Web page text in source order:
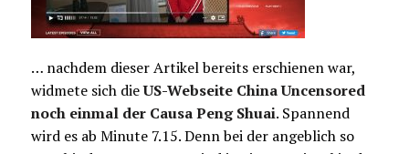
… nachdem dieser Artikel bereits erschienen war,
widmete sich dieUS-Webseite China Uncensored
noch einmal der Causa Peng Shuai. Spannend
wird es ab Minute 7.15. Denn bei der angeblich so